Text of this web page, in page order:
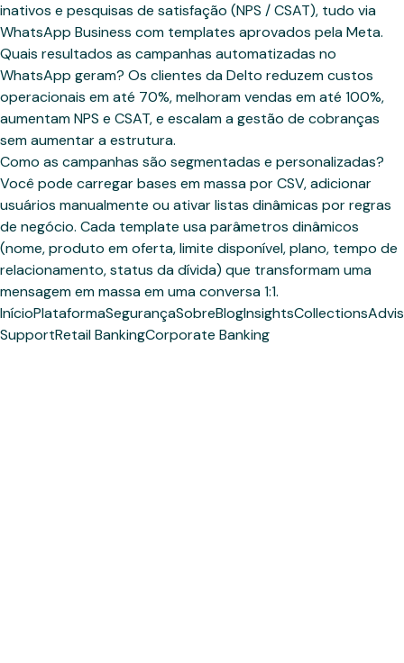
inativos e pesquisas de satisfação (NPS / CSAT), tudo via
WhatsApp Business com templates aprovados pela Meta.
Quais resultados as campanhas automatizadas no
WhatsApp geram? Os clientes da Delto reduzem custos
operacionais em até 70%, melhoram vendas em até 100%,
aumentam NPS e CSAT, e escalam a gestão de cobranças
sem aumentar a estrutura.
Como as campanhas são segmentadas e personalizadas?
Você pode carregar bases em massa por CSV, adicionar
usuários manualmente ou ativar listas dinâmicas por regras
de negócio. Cada template usa parâmetros dinâmicos
(nome, produto em oferta, limite disponível, plano, tempo de
relacionamento, status da dívida) que transformam uma
mensagem em massa em uma conversa 1:1.
InícioPlataformaSegurançaSobreBlogInsightsCollections
SupportRetail BankingCorporate Banking